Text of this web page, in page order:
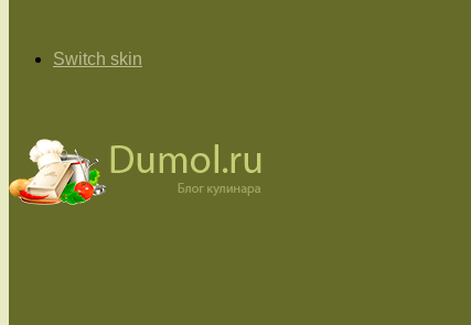
Switch skin